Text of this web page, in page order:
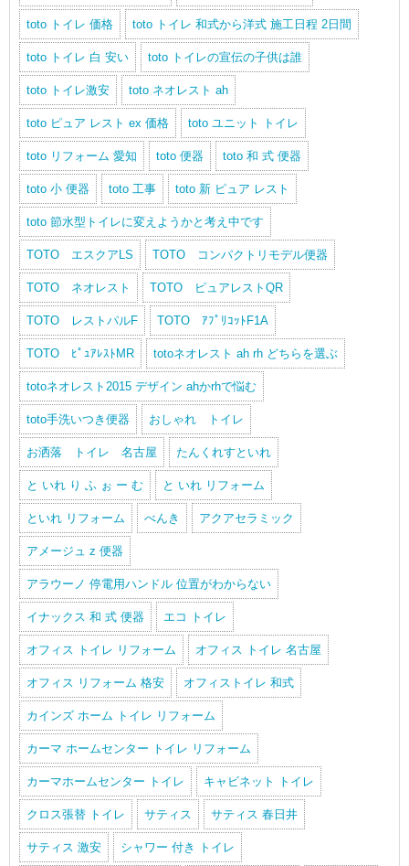
toto トイレ 価格 toto トイレ 和式から洋式 施工日程 2日間
toto トイレ 白 安い toto トイレの宣伝の子供は誰
toto トイレ激安 toto ネオレスト ah
toto ピュア レスト ex 価格 toto ユニット トイレ
toto リフォーム 愛知 toto 便器 toto 和 式 便器
toto 小 便器 toto 工事 toto 新 ピュア レスト
toto 節水型トイレに変えようかと考え中です
TOTO エスクアLS TOTO コンパクトリモデル便器
TOTO ネオレスト TOTO ピュアレストQR
TOTO レストパルF TOTO ｱﾌﾟﾘｺｯﾄF1A
TOTO ﾋﾟｭｱﾚｽﾄMR totoネオレスト ah rh どちらを選ぶ
totoネオレスト2015 デザイン ahかrhで悩む
toto手洗いつき便器 おしゃれ トイレ
お洒落 トイレ 名古屋 たんくれすといれ
と いれ り ふ ぉ ー む と いれ リフォーム
といれ リフォーム べんき アクアセラミック
アメージュ z 便器
アラウーノ 停電用ハンドル 位置がわからない
イナックス 和 式 便器 エコ トイレ
オフィス トイレ リフォーム オフィス トイレ 名古屋
オフィス リフォーム 格安 オフィストイレ 和式
カインズ ホーム トイレ リフォーム
カーマ ホームセンター トイレ リフォーム
カーマホームセンター トイレ キャビネット トイレ
クロス張替 トイレ サティス サティス 春日井
サティス 激安 シャワー 付き トイレ